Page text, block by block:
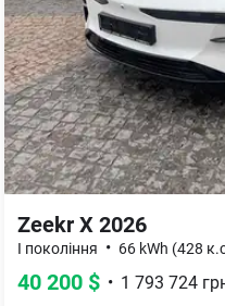
Zeekr X 2026
I покоління • 66 kWh (428
40 200 $ • 1 793 724